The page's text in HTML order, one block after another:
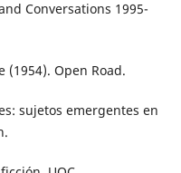
Conversations 1995-
(1954). Open Road.
sujetos emergentes en